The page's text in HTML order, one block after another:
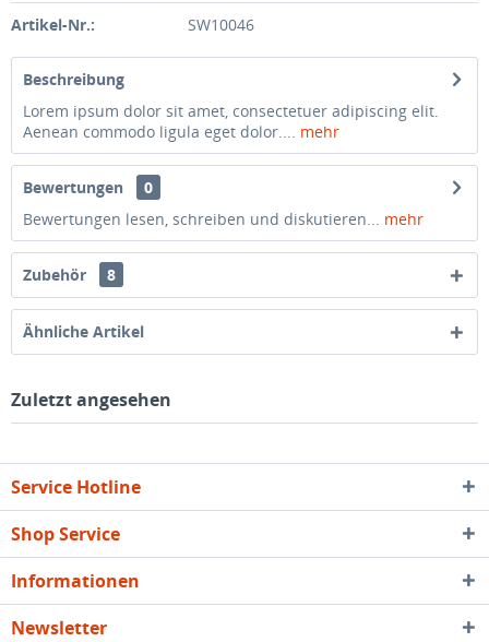
Artikel-Nr.: SW10046
Beschreibung
Lorem ipsum dolor sit amet, consectetuer adipiscing elit.
Aenean commodo ligula eget dolor.... mehr
Bewertungen
0
Bewertungen lesen, schreiben und diskutieren... mehr
Zubehör 8
Ähnliche Artikel
Zuletzt angesehen
Service Hotline
Shop Service
Informationen
Newsletter